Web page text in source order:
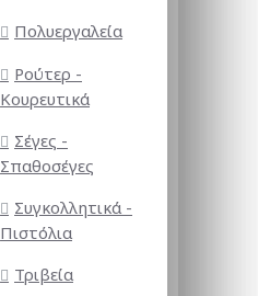
Πολυεργαλεία
Ρούτερ -
Κουρευτικά
Σέγες -
Σπαθοσέγες
Συγκολλητικά -
Πιστόλια
Τριβεία